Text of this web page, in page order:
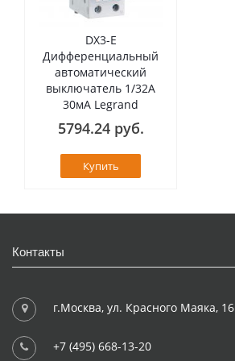
DX3-E
Дифференциальный
автоматический
выключатель 1/32А
30мА Legrand
5794.24 руб.
Купить
Контакты
г.Москва, ул. Красного Маяка, 16
+7 (495) 668-13-20